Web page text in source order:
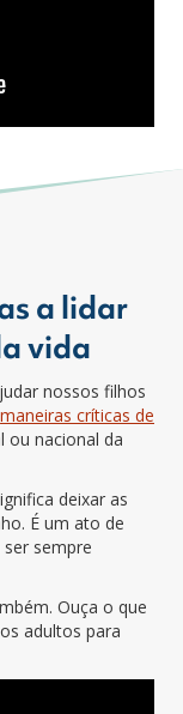
a lidar
vida
nossos filhos
maneiras críticas de
ou nacional da
deixar as
É um ato de
sempre
Ouça o que
adultos para